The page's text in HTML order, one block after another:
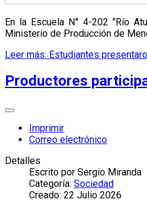
En la Escuela N° 4-202 "Río
Ministerio de Producción de
Leer más: Estudiantes
Productores
Imprimir
Correo electrónico
Detalles
Escrito por Sergio Miranda
Categoría: Sociedad
Creado: 22 Julio 2026